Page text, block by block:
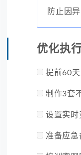
防止因
优化执
提前60
制作3套
设置实时
准备应急